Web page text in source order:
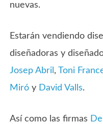
nuevas.
Estarán vendiendo
diseñadoras y
JosepAbril ,Toni
Miró y David Valls.
Así como las firmas